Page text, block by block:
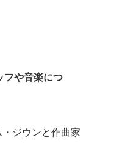
フや音楽につ
ジウンと作曲家